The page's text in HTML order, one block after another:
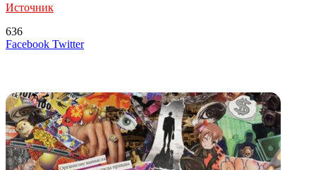
Источник
636
Facebook TwitterLinkedIn
Tumblr
Reddit
Вконтакте
Одноклассники
Skype
Messenger
Messenger
WhatsApp
Telegram
Viber
Line
Поделиться
Печатать